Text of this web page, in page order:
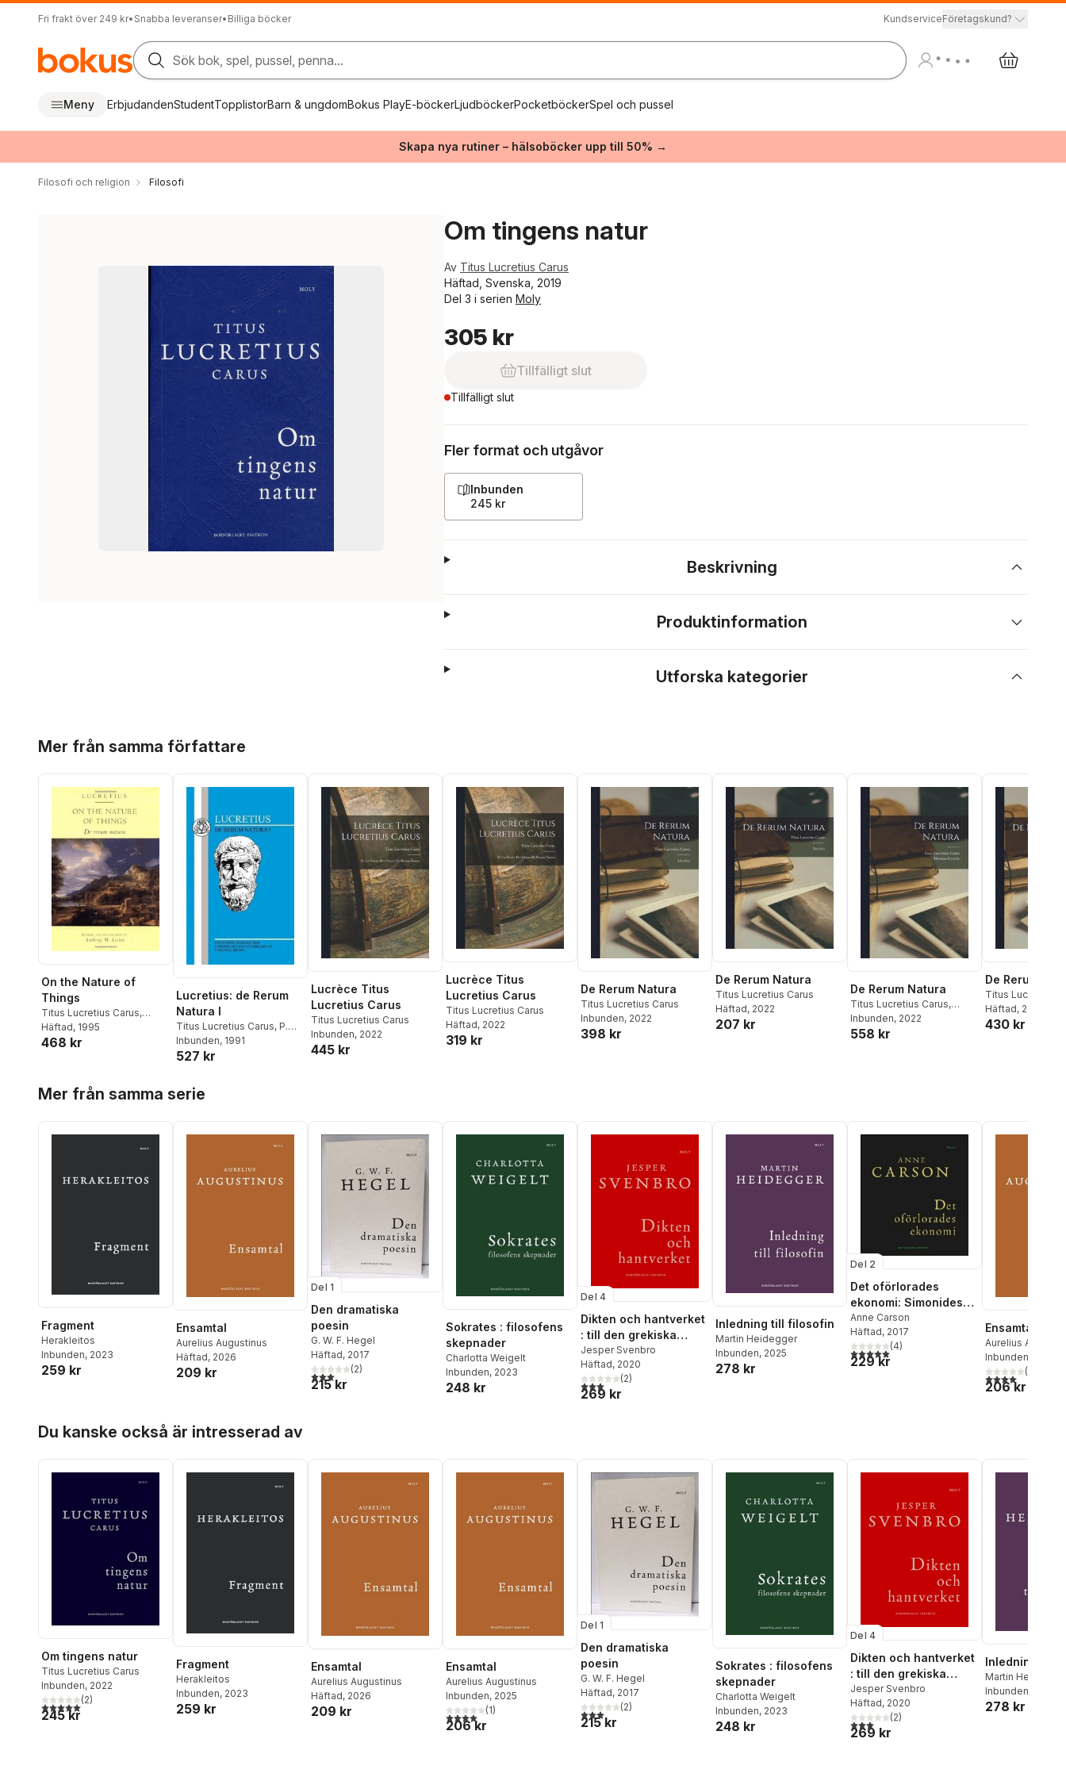
Fri frakt över 249 kr• Snabba leveranser• Billiga böcker KundserviceFöretagskund?
Sök bok, spel, pussel, penna...
Meny ErbjudandenStudentTopplistorBarn & ungdomBokus PlayE-böckerLjudböckerPocketböckerSpel och pussel
Skapa nya rutiner – hälsoböcker upp till 50% →
Filosofi och religion Filosofi
Om tingens natur
Av Titus Lucretius Carus
Häftad, Svenska, 2019
Del 3 i serien Moly
305 kr
Tillfälligt slut
Tillfälligt slut
Fler format och utgåvor
Inbunden
245 kr
Beskrivning
Produktinformation
Utforska kategorier
Mer från samma författare
On the Nature of
Things
Titus Lucretius Carus,
Lucretius
Häftad, 1995
468 kr
Lucretius: de Rerum
Natura I
Titus Lucretius Carus, P.
Michael Brown
Inbunden, 1991
527 kr
Lucrèce Titus
Lucretius Carus
Titus Lucretius Carus
Inbunden, 2022
445 kr
Lucrèce Titus
Lucretius Carus
Titus Lucretius Carus
Häftad, 2022
319 kr
De Rerum Natura
Titus Lucretius Carus
Inbunden, 2022
398 kr
De Rerum Natura
Titus Lucretius Carus
Häftad, 2022
207 kr
De Rerum Natura
Titus Lucretius Carus,
Thomas Creech
Inbunden, 2022
558 kr
De Rerum
Titus Lucretius
Thomas Creech
Häftad, 2022
430 kr
Mer från samma serie
Fragment
Herakleitos
Inbunden, 2023
259 kr
Ensamtal
Aurelius Augustinus
Häftad, 2026
209 kr
Del 1
Den dramatiska
poesin
G. W. F. Hegel
Häftad, 2017
3,0utav 5 stjärnor. Totalt antal röster:
(2)
215 kr
Sokrates : filosofens
skepnader
Charlotta Weigelt
Inbunden, 2023
248 kr
Del 4
Dikten och hantverket
: till den grekiska
poetikens ursprung
Jesper Svenbro
Häftad, 2020
3,0utav 5 stjärnor. Totalt antal röster:
(2)
269 kr
Inledning till filosofin
Martin Heidegger
Inbunden, 2025
278 kr
Del 2
Det oförlorades
ekonomi: Simonides
från Keos läst med
Paul Celan
Anne Carson
Häftad, 2017
5,0utav 5 stjärnor. Totalt antal röster:
(4)
229 kr
Ensamtal
Aurelius
Inbunden
4,0utav 5(
206 kr
Du kanske också är intresserad av
Om tingens natur
Titus Lucretius Carus
Inbunden, 2022
5,0utav 5 stjärnor. Totalt antal röster:
(2)
245 kr
Fragment
Herakleitos
Inbunden, 2023
259 kr
Ensamtal
Aurelius Augustinus
Häftad, 2026
209 kr
Ensamtal
Aurelius Augustinus
Inbunden, 2025
4,0utav 5 stjärnor. Totalt antal röster:
(1)
206 kr
Del 1
Den dramatiska
poesin
G. W. F. Hegel
Häftad, 2017
3,0utav 5 stjärnor. Totalt antal röster:
(2)
215 kr
Sokrates : filosofens
skepnader
Charlotta Weigelt
Inbunden, 2023
248 kr
Del 4
Dikten och hantverket
: till den grekiska
poetikens ursprung
Jesper Svenbro
Häftad, 2020
3,0utav 5 stjärnor. Totalt antal röster:
(2)
269 kr
Inledning till
Martin Heidegger
Inbunden
278 kr